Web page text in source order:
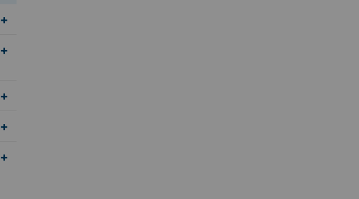
Undermeny för Kvalitet och utveckling
Undermeny för Offentlighet och sekretess
Undermeny för Press och information
Undermeny för Politik och demokrati
Undermeny för Trygghet och krisberedskap